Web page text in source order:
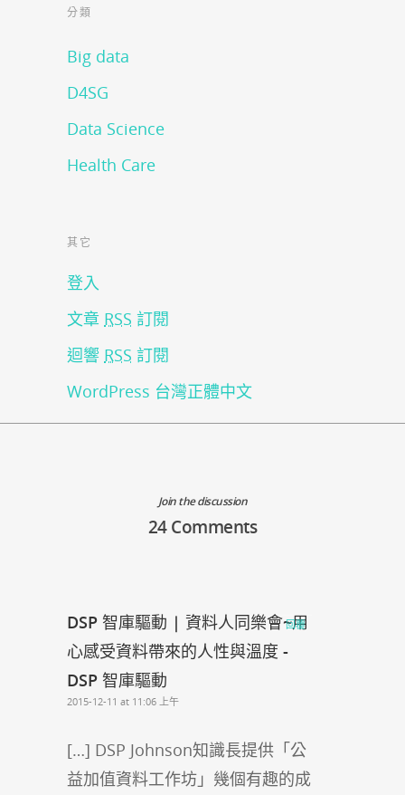
分類
Big data
D4SG
Data Science
Health Care
其它
登入
文章 RSS 訂閱
迴響 RSS 訂閱
WordPress 台灣正體中文
Join the discussion
24 Comments
DSP 智庫驅動 | 資料人同樂會~用
心感受資料帶來的人性與溫度 -
DSP 智庫驅動
2015-12-11 at 11:06 上午
[…] DSP Johnson知識長提供「公
益加值資料工作坊」幾個有趣的成
回覆